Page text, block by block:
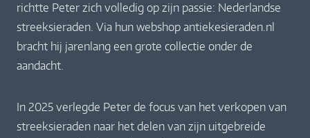
richtte Peter zich volledig op zijn passie: Nederlandse
streeksieraden. Via hun webshop antiekesieraden.nl
bracht hij jarenlang een grote collectie onder de
aandacht.
In 2025 verlegde Peter de focus van het verkopen van
streeksieraden naar het delen van zijn uitgebreide